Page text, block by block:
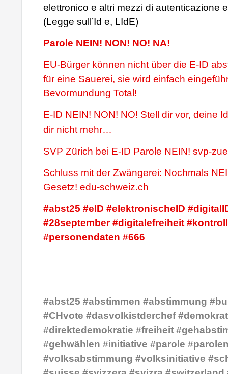
elettronico e altri mezzi di autenticazione
(Legge sull’Id e, LIdE)
Parole NEIN! NON! NO! NA!
EU-Bürger können nicht über die E-ID
für eine Sauerei, sie wird einfach
Bevormundung Total!
E-ID NEIN! NON! NO! Stell dir vor, deine
dir nicht mehr…
SVP Zürich bei E-ID Parole NEIN! svp-
Schluss mit der Zwängerei: Nochmals
Gesetz! edu-schweiz.ch
#abst25 #eID #elektronischeID
#28september #digitalefreiheit
#personendaten #666
#abst25 #abstimmen #abstimmung
#CHvote #dasvolkistderchef
#direktedemokratie #freiheit
#gehwählen #initiative #parole
#volksabstimmung #volksinitiative